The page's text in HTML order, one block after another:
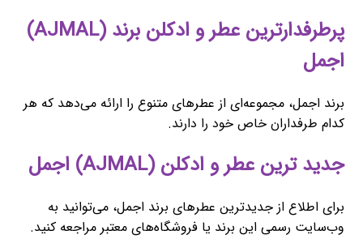
پرطرفدارترین عطر و ادکلن برند (AJMAL)
اجمل
برند اجمل، مجموعه‌ای از عطرهای متنوع را ارائه می‌دهد که هر
کدام طرفداران خاص خود را دارند.
جدید ترین عطر و ادکلن (AJMAL) اجمل
برای اطلاع از جدیدترین عطرهای برند اجمل، می‌توانید به
وب‌سایت رسمی این برند یا فروشگاه‌های معتبر مراجعه کنید.